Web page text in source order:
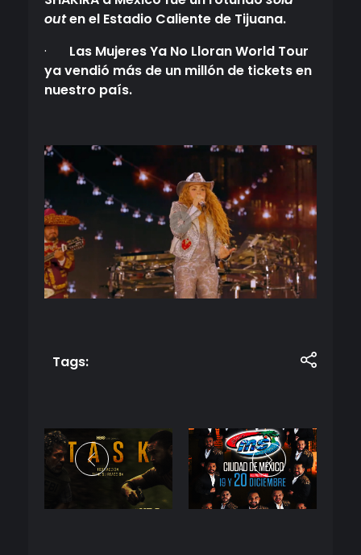
outen el Estadio Caliente de Tijuana.
· Las Mujeres Ya No Lloran World Tour
ya vendió más de un millón de tickets en
nuestro país.
Tags: